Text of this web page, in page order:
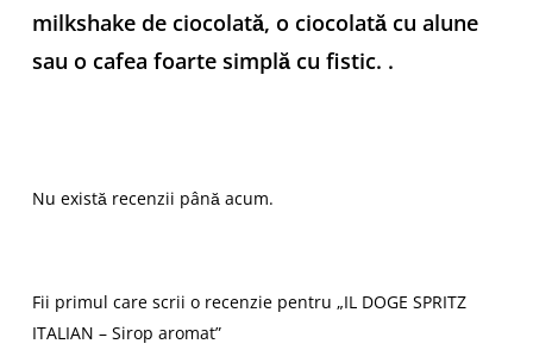
milkshake de ciocolată, o ciocolată cu alune
sau o cafea foarte simplă cu fistic. .
Nu există recenzii până acum.
Fii primul care scrii o recenzie pentru „IL DOGE SPRITZ
ITALIAN – Sirop aromat”